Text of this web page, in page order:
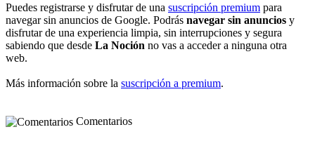
Puedes registrarse y disfrutar de una suscripción premium para
navegar sin anuncios de Google. Podrás navegar sin anuncios y
disfrutar de una experiencia limpia, sin interrupciones y segura
sabiendo que desde La Noción no vas a acceder a ninguna otra
web.
Más información sobre la suscripción a premium.
Comentarios